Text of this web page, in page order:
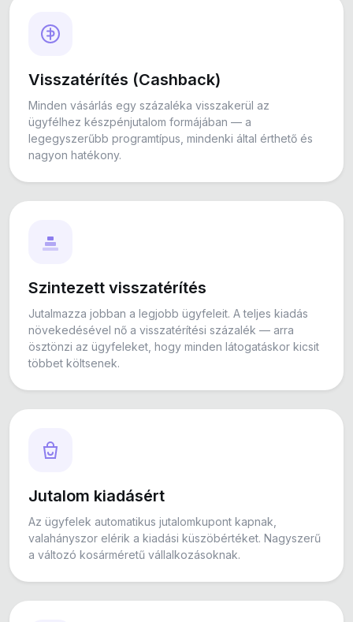
Visszatérítés (Cashback)
Minden vásárlás egy százaléka visszakerül az
ügyfélhez készpénjutalom formájában — a
legegyszerűbb programtípus, mindenki által érthető és
nagyon hatékony.
Szintezett visszatérítés
Jutalmazza jobban a legjobb ügyfeleit. A teljes kiadás
növekedésével nő a visszatérítési százalék — arra
ösztönzi az ügyfeleket, hogy minden látogatáskor kicsit
többet költsenek.
Jutalom kiadásért
Az ügyfelek automatikus jutalomkupont kapnak,
valahányszor elérik a kiadási küszöbértéket. Nagyszerű
a változó kosárméretű vállalkozásoknak.